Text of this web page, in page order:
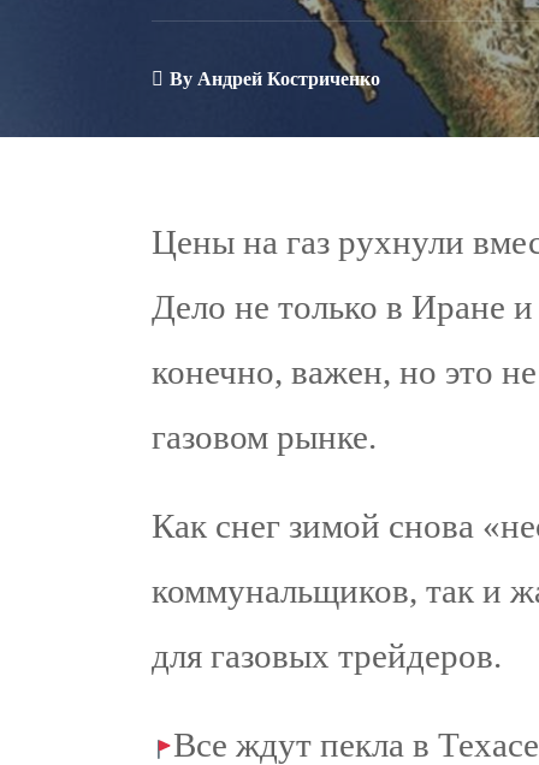
By Андрей Костриченко
Цены на газ рухнули
Дело не только в Иране
конечно, важен, но это
газовом рынке.
Как снег зимой снова
коммунальщиков, так и
для газовых трейдеров.
Все ждут пекла в